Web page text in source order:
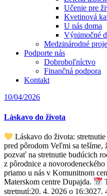
Učenie pre
Kvetinová
U nás doma
Výnimočné
Medzinárodné
Podporte nás
Dobroboľníctvo
Finančná podpora
Kontakt
10/04/2026
Láskavo do života
Láskavo do života: stretnutie
pred pôrodom Veľmi sa tešíme,
pozvať na stretnutie budúcich
z pôrodnice a novorodeneckého
priamo u nás v Komunitnom
Materskom centre Dupajda.
stretnutí:20. 4. 2026 o 16:3027.